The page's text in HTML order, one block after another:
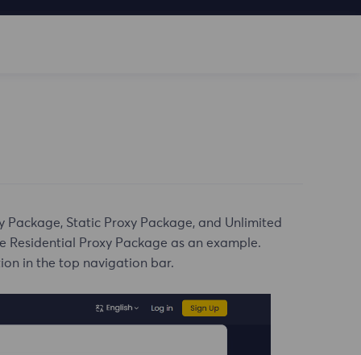
Static Proxy Package, and Unlimited
Residential Proxy Package as an example.
in the top navigation bar.